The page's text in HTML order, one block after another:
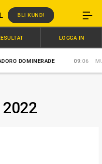
BLI KUND!
DOMINERADE 09:06
LOGGA IN
2022